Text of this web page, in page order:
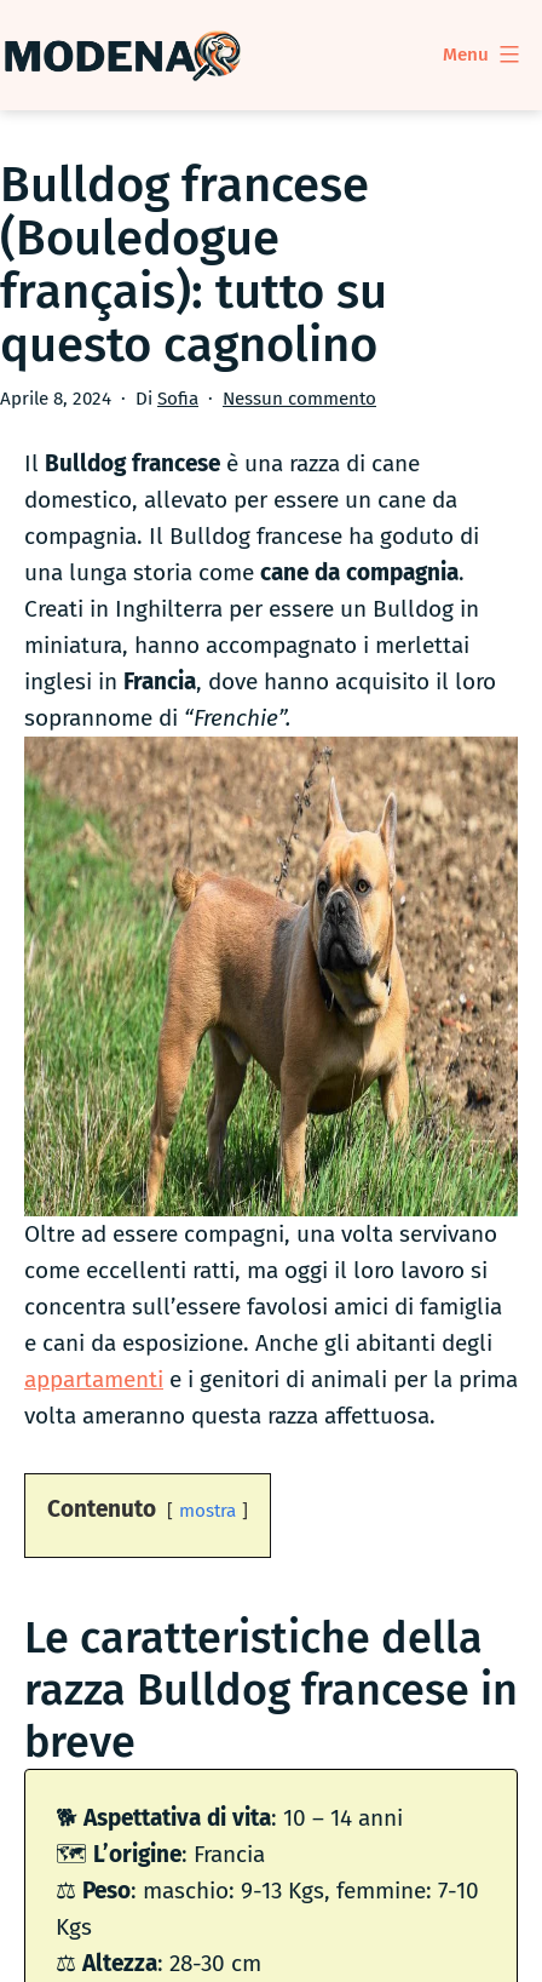
al
Menu
Bulldog francese
(Bouledogue
français): tutto su
questo cagnolino
Pubblicato
Aprile 8, 2024 Di Sofia Nessun commento
francese
français):
tutto
su
questo
Il Bulldog francese è una razza di cane
domestico, allevato per essere un cane da
compagnia. Il Bulldog francese ha goduto di
una lunga storia come cane da compagnia.
Creati in Inghilterra per essere un Bulldog in
miniatura, hanno accompagnato i merlettai
inglesi in Francia, dove hanno acquisito il loro
soprannome di “Frenchie”.
Oltre ad essere compagni, una volta servivano
come eccellenti ratti, ma oggi il loro lavoro si
concentra sull’essere favolosi amici di famiglia
e cani da esposizione. Anche gli abitanti degli
appartamenti e i genitori di animali per la prima
volta ameranno questa razza affettuosa.
Contenuto mostra
Le caratteristiche della
razza Bulldog francese in
breve
🐕Aspettativa di vita: 10 – 14 anni
🗺 L’origine: Francia
⚖️ Peso: maschio: 9-13 Kgs, femmine: 7-10
Kgs
⚖️Altezza: 28-30 cm